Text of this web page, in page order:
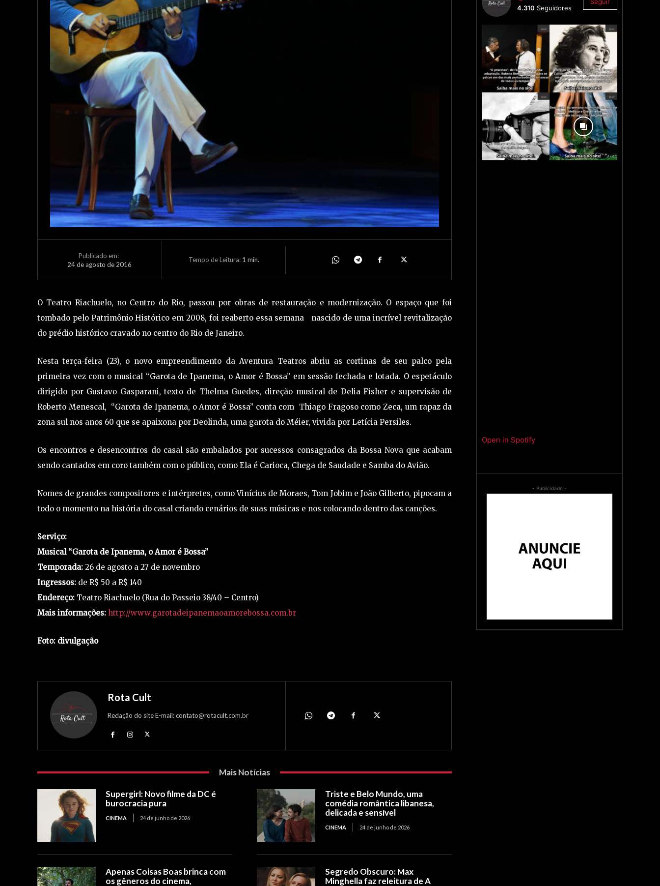
Publicado em:
24 de agosto de 2016
Tempo de Leitura: 1 min.
O Teatro Riachuelo, no Centro do Rio, passou por obras de restauração e modernização. O espaço que foi
tombado pelo Patrimônio Histórico em 2008, foi reaberto essa semana nascido de uma incrível revitalização
do prédio histórico cravado no centro do Rio de Janeiro.
Nesta terça-feira (23), o novo empreendimento da Aventura Teatros abriu as cortinas de seu palco pela
primeira vez com o musical “Garota de Ipanema, o Amor é Bossa” em sessão fechada e lotada. O espetáculo
dirigido por Gustavo Gasparani, texto de Thelma Guedes, direção musical de Delia Fisher e supervisão de
Roberto Menescal, “Garota de Ipanema, o Amor é Bossa” conta com Thiago Fragoso como Zeca, um rapaz da
zona sul nos anos 60 que se apaixona por Deolinda, uma garota do Méier, vivida por Letícia Persiles.
Os encontros e desencontros do casal são embalados por sucessos consagrados da Bossa Nova que acabam
sendo cantados em coro também com o público, como Ela é Carioca, Chega de Saudade e Samba do Avião.
Nomes de grandes compositores e intérpretes, como Vinícius de Moraes, Tom Jobim e João Gilberto, pipocam a
todo o momento na história do casal criando cenários de suas músicas e nos colocando dentro das canções.
Serviço:
Musical “Garota de Ipanema, o Amor é Bossa”
Temporada: 26 de agosto a 27 de novembro
Ingressos: de R$ 50 a R$ 140
Endereço: Teatro Riachuelo (Rua do Passeio 38/40 – Centro)
Mais informações: http://www.garotadeipanemaoamorebossa.com.br
Foto: divulgação
Rota Cult
Redação do site E-mail: contato@rotacult.com.br
Mais Notícias
Supergirl: Novo filme da DC é
burocracia pura
CINEMA 24 de junho de 2026
Triste e Belo Mundo, uma
comédia romântica libanesa,
delicada e sensível
CINEMA 24 de junho de 2026
Apenas Coisas Boas brinca com
os gêneros do cinema,
Segredo Obscuro: Max
Minghella faz releitura de A
4.310 Seguidores
Open in Spotify
- Publicidade -